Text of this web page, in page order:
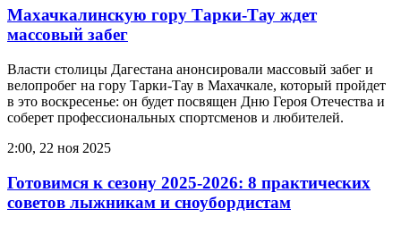
Махачкалинскую гору Тарки-Тау ждет
массовый забег
Власти столицы Дагестана анонсировали массовый забег и
велопробег на гору Тарки-Тау в Махачкале, который пройдет
в это воскресенье: он будет посвящен Дню Героя Отечества и
соберет профессиональных спортсменов и любителей.
2:00, 22 ноя 2025
Готовимся к сезону 2025-2026: 8 практических
советов лыжникам и сноубордистам